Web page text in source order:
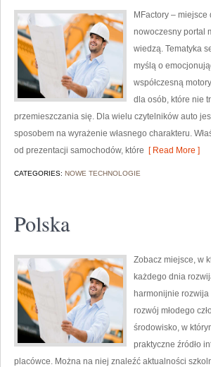
MFactory –
nowoczesny portal
wiedzą. Tematyka
myślą o
współczesną
dla osób, które nie
przemieszczania się. Dla wielu czytelników auto
sposobem na wyrażenie własnego charakteru.
od prezentacji samochodów, które [ Read More ]
CATEGORIES: NOWE TECHNOLOGIE
Polska
Zobacz miejsce, w
każdego dnia
harmonijnie rozwija
rozwój młodego
środowisko, w
praktyczne źródło
placówce. Można na niej znaleźć aktualności